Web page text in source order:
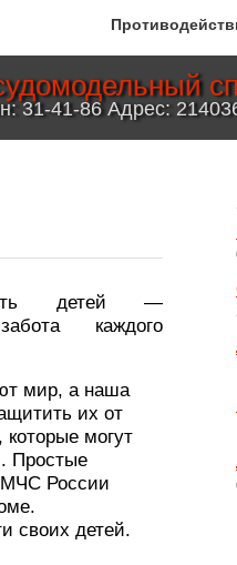
31-41-86 Адрес:
детей —
каждого
мир, а наша
их от
которые могут
Простые
МЧС России
своих детей.